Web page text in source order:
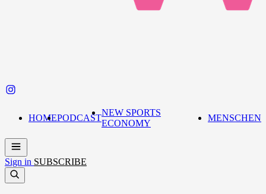
HOMEPODCAST
NEW SPORTS
ECONOMY
MENSCHEN
Sign in SUBSCRIBE